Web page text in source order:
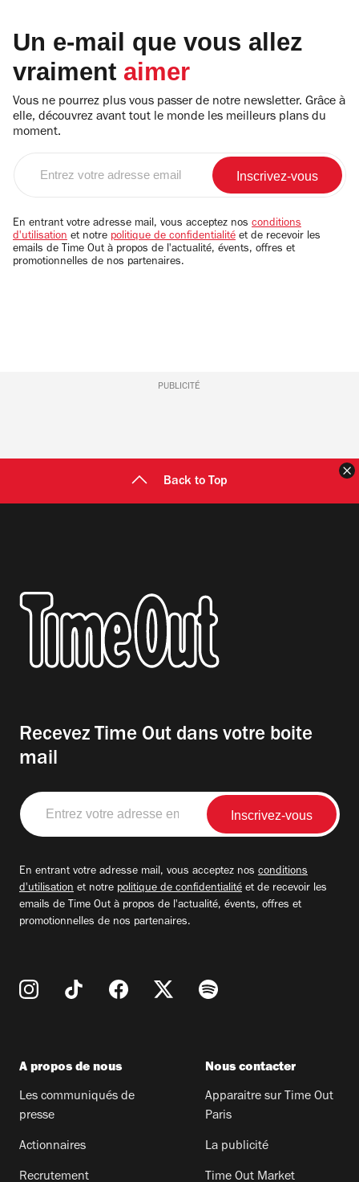
Un e-mail que vous allez
vraiment aimer
Vous ne pourrez plus vous passer de notre newsletter. Grâce à
elle, découvrez avant tout le monde les meilleurs plans du
moment.
email
En entrant votre adresse mail, vous acceptez nos conditions
d'utilisation et notre politique de confidentialité et de recevoir les
emails de Time Out à propos de l'actualité, évents, offres et
promotionnelles de nos partenaires.
PUBLICITÉ
Back to Top
Recevez Time Out dans votre boite
mail
Entrez
votre
adresse
En entrant votre adresse mail, vous acceptez nos conditions
d'utilisation et notre politique de confidentialité et de recevoir les
emails de Time Out à propos de l'actualité, évents, offres et
promotionnelles de nos partenaires.
A propos de nous
Les communiqués de
presse
Actionnaires
Recrutement
Nous contacter
Apparaitre sur Time Out
Paris
La publicité
Time Out Market